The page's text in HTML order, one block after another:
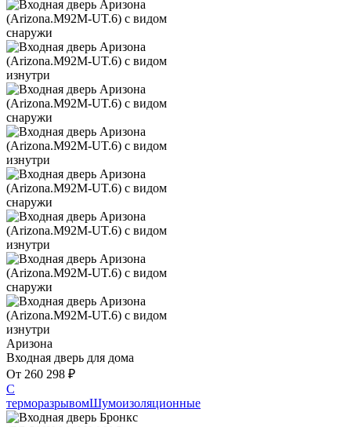
Аризона
Входная дверь для дома
От 260 298 ₽
С
терморазрывомШумоизоляционные